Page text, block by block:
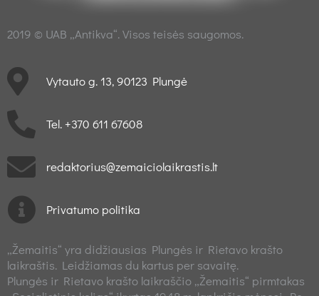
2019 © UAB „Antikva“. Visos teisės saugomos.
Vytauto g. 13, 90123 Plungė
Tel. +370 611 67608
redaktorius@zemaiciolaikrastis.lt
Privatumo politika
„Žemaitis“ yra didžiausias Plungės ir Rietavo krašto
laikraštis. Leidžiamas du kartus per savaitę.
Plungės ir Rietavo krašto laikraščio „Žemaitis“ pirmtakas